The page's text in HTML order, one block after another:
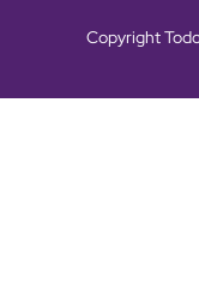
Copyright